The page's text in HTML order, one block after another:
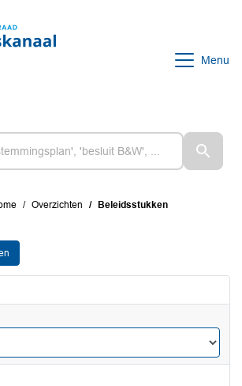
pagina
Menu
Overzichten Beleidsstukken